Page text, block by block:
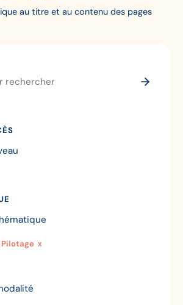
au titre et au contenu des pages
x